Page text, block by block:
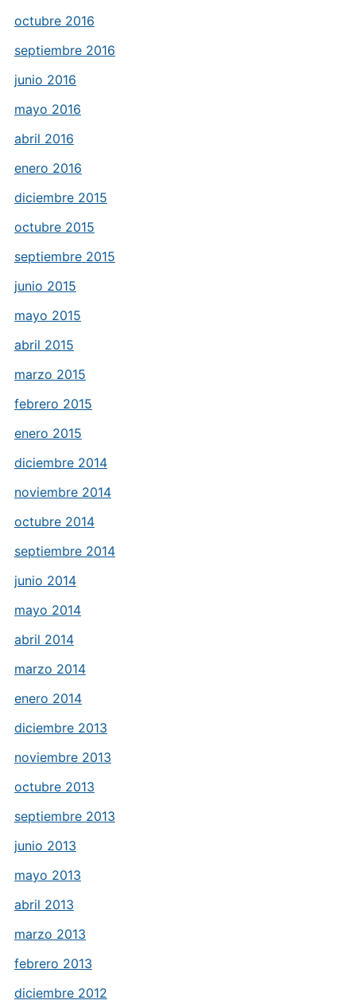
octubre 2016
septiembre 2016
junio 2016
mayo 2016
abril 2016
enero 2016
diciembre 2015
octubre 2015
septiembre 2015
junio 2015
mayo 2015
abril 2015
marzo 2015
febrero 2015
enero 2015
diciembre 2014
noviembre 2014
octubre 2014
septiembre 2014
junio 2014
mayo 2014
abril 2014
marzo 2014
enero 2014
diciembre 2013
noviembre 2013
octubre 2013
septiembre 2013
junio 2013
mayo 2013
abril 2013
marzo 2013
febrero 2013
diciembre 2012